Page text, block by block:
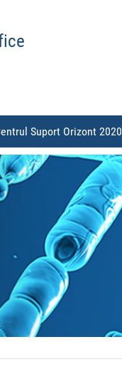
Suport Orizont 2020